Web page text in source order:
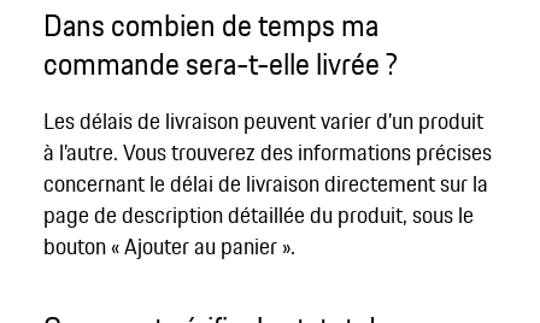
Dans combien de temps ma
commande sera-t-elle livrée ?
Les délais de livraison peuvent varier d’un produit
à l’autre. Vous trouverez des informations précises
concernant le délai de livraison directement sur la
page de description détaillée du produit, sous le
bouton « Ajouter au panier ».